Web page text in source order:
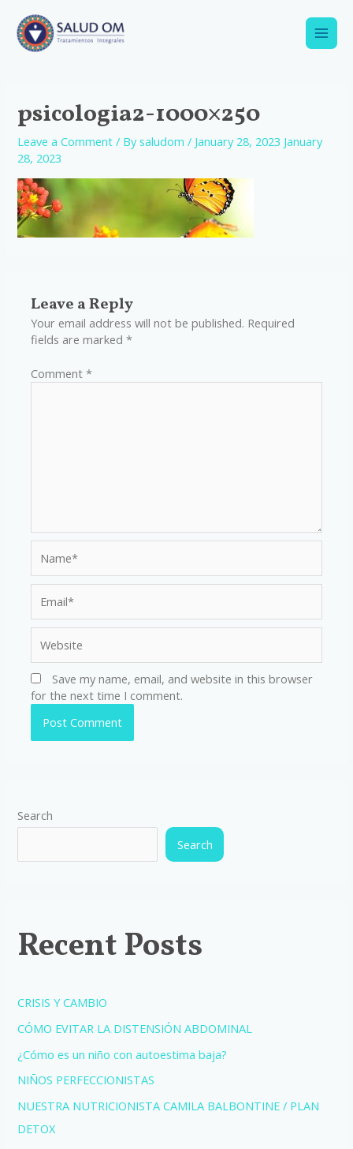
content
Main
psicologia2-1000×250
Leave a Comment / Bysaludom / January 28, 2023 January
28, 2023
Leave a Reply
Your email address will not be published. Required
fields are marked*
Comment*
Save my name, email, and website in this browser
for the next time I comment.
Search
Search
Recent Posts
CRISIS Y CAMBIO
CÓMO EVITAR LA DISTENSIÓN ABDOMINAL
¿Cómo es un niño con autoestima baja?
NIÑOS PERFECCIONISTAS
NUESTRA NUTRICIONISTA CAMILA BALBONTINE / PLAN
DETOX